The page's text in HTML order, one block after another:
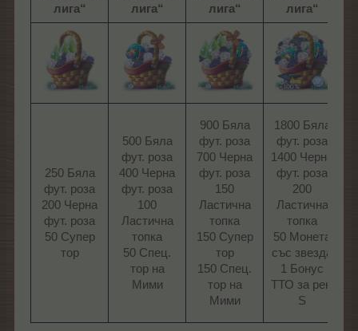
лига“
лига“
лига“
лига“
250 Бяла
фут. роза
200 Черна
фут. роза
50 Супер
тор​
500 Бяла
фут. роза​
400 Черна
фут. роза
100
Ластична
топка
50 Спец.
тор на
Мими​
900 Бяла
фут. роза
700 Черна
фут. роза
150
Ластична
топка
150 Супер
тор
150 Спец.
тор на
Мими​
1800 Бяла
фут. роза
1400 Черна
фут. роза
200
Ластична
топка
50 Mонетa
със звезда
1 Бонус
ТТО за рек.
S​